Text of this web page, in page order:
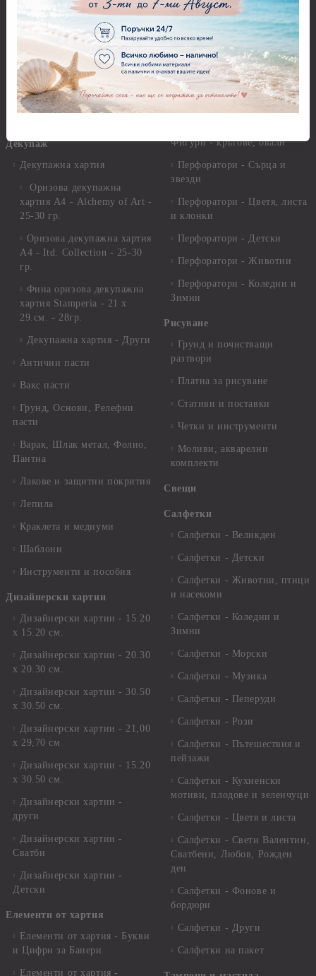
Инструменти за моделиране
Молдове и шаблони
Глина
Самосъхнеща глина
Полимерна Глина
Приложни техники и
Декупаж
Декупажна хартия
Оризова декупажна
хартия А4 - Alchemy of Art -
25-30 гр.
Оризова декупажна хартия
А4 - Itd. Collection - 25-30
гр.
Фина оризова декупажна
хартия Stamperia - 21 х
29.см. - 28гр.
Декупажна хартия - Други
Антични пасти
Вакс пасти
Грунд, Основи, Релефни
пасти
Варак, Шлак метал, Фолио,
Пантна
Лакове и защитни покрития
Лепила
Краклета и медиуми
Шаблони
Инструменти и пособия
Дизайнерски хартии
Дизайнерски хартии - 15.20
х 15.20 см.
Дизайнерски хартии - 20.30
х 20.30 см.
Дизайнерски хартии - 30.50
х 30.50 см.
Дизайнерски хартии - 21,00
х 29,70 см
Дизайнерски хартии - 15.20
x 30.50 см.
Дизайнерски хартии -
други
Дизайнерски хартии -
Сватби
Дизайнерски хартии -
Детски
Елементи от хартия
Елементи от хартия - Букви
и Цифри за Банери
Елементи от хартия -
Перфоратори до 2,50 см
Перфоратори 2,50 см
Перфоратори над 2,50 см
Бордюрни пънчове
Ъглови перфоратори
Фигури - кръгове, овали
Перфоратори - Сърца и
звезди
Перфоратори - Цветя, листа
и клонки
Перфоратори - Детски
Перфоратори - Животни
Перфоратори - Коледни и
Зимни
Рисуване
Грунд и почистващи
разтвори
Платна за рисуване
Стативи и поставки
Четки и инструменти
Моливи, акварелни
комплекти
Свещи
Салфетки
Салфетки - Великден
Салфетки - Детски
Салфетки - Животни, птици
и насекоми
Салфетки - Коледни и
Зимни
Салфетки - Морски
Салфетки - Музика
Салфетки - Пеперуди
Салфетки - Рози
Салфетки - Пътешествия и
пейзажи
Салфетки - Кухненски
мотиви, плодове и зеленчуци
Салфетки - Цветя и листа
Салфетки - Свети Валентин,
Сватбени, Любов, Рожден
ден
Салфетки - Фонове и
бордюри
Салфетки - Други
Салфетки на пакет